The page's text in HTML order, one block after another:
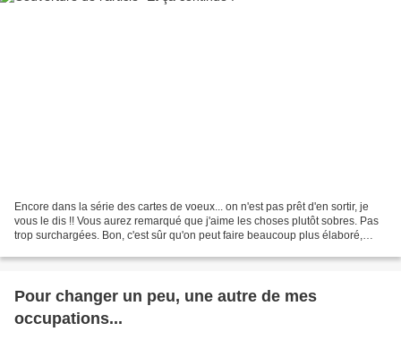
Encore dans la série des cartes de voeux... on n'est pas prêt d'en sortir, je
vous le dis !! Vous aurez remarqué que j'aime les choses plutôt sobres. Pas
trop surchargées. Bon, c'est sûr qu'on peut faire beaucoup plus élaboré,
Pour changer un peu, une autre de mes
occupations...